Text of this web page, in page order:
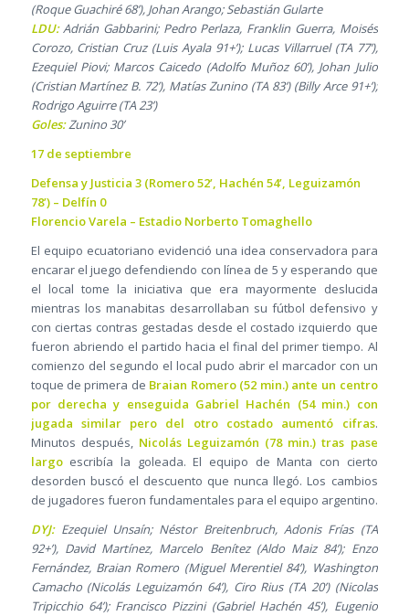
(Roque Guachiré 68’), Johan Arango; Sebastián Gularte
LDU:Adrián Gabbarini; Pedro Perlaza, Franklin Guerra, Moisés
Corozo, Cristian Cruz (Luis Ayala 91+’); Lucas Villarruel (TA 77’),
Ezequiel Piovi; Marcos Caicedo (Adolfo Muñoz 60’), Johan Julio
(Cristian Martínez B. 72’), Matías Zunino (TA 83’) (Billy Arce 91+’);
Rodrigo Aguirre (TA 23’)
Goles:Zunino 30’
17 de septiembre
Defensa y Justicia 3 (Romero 52’, Hachén 54’, Leguizamón
78’) – Delfín 0
Florencio Varela – Estadio Norberto Tomaghello
El equipo ecuatoriano evidenció una idea conservadora para
encarar el juego defendiendo con línea de 5 y esperando que
el local tome la iniciativa que era mayormente deslucida
mientras los manabitas desarrollaban su fútbol defensivo y
con ciertas contras gestadas desde el costado izquierdo que
fueron abriendo el partido hacia el final del primer tiempo. Al
comienzo del segundo el local pudo abrir el marcador con un
toque de primera de Braian Romero (52 min.) ante un centro
por derecha y enseguida Gabriel Hachén (54 min.) con
jugada similar pero del otro costado aumentó cifras.
Minutos después,Nicolás Leguizamón (78 min.) tras pase
largoescribía la goleada. El equipo de Manta con cierto
desorden buscó el descuento que nunca llegó. Los cambios
de jugadores fueron fundamentales para el equipo argentino.
DYJ:Ezequiel Unsaín; Néstor Breitenbruch, Adonis Frías (TA
92+’), David Martínez, Marcelo Benítez (Aldo Maiz 84’); Enzo
Fernández, Braian Romero (Miguel Merentiel 84’), Washington
Camacho (Nicolás Leguizamón 64’), Ciro Rius (TA 20’) (Nicolas
Tripicchio 64’); Francisco Pizzini (Gabriel Hachén 45’), Eugenio